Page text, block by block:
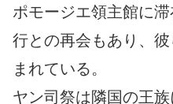
ポモージエ領主館に
行との再会もあり、
まれている。
ヤン司祭は隣国の王